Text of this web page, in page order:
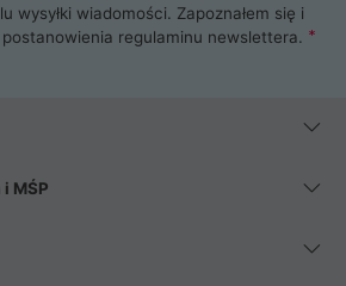
wysyłki wiadomości. Zapoznałem się i
regulaminu newslettera.
MŚP